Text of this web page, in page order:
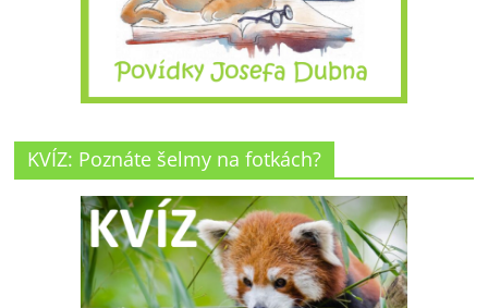
KVÍZ: Poznáte šelmy na fotkách?